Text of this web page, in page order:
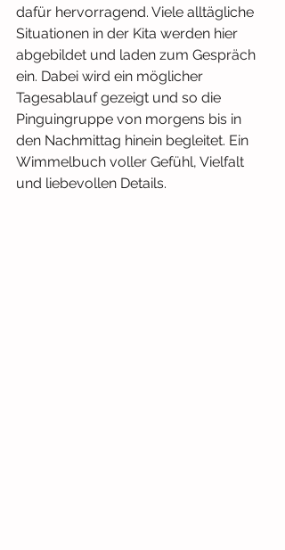
dafür hervorragend. Viele alltägliche
Situationen in der Kita werden hier
abgebildet und laden zum Gespräch
ein. Dabei wird ein möglicher
Tagesablauf gezeigt und so die
Pinguingruppe von morgens bis in
den Nachmittag hinein begleitet. Ein
Wimmelbuch voller Gefühl, Vielfalt
und liebevollen Details.